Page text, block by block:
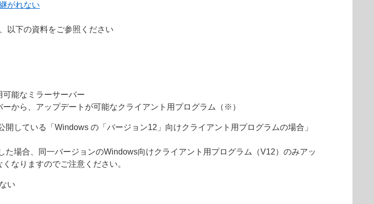
がれない
以下の資料をご参照ください
能なミラーサーバー
から、アップデートが可能なクライアント用プログラム（※）
開している「Windows の「バージョン12」向けクライアント用プログラムの場合」
場合、同一バージョンのWindows向けクライアント用プログラム（V12）のみアッ
なりますのでご注意ください。
い